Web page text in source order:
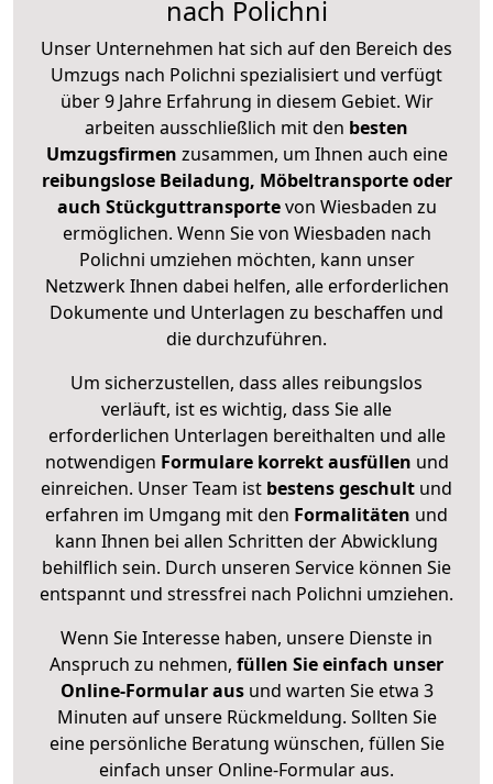
nach Polichni
Unser Unternehmen hat sich auf den Bereich des
Umzugs nach Polichni spezialisiert und verfügt
über 9 Jahre Erfahrung in diesem Gebiet. Wir
arbeiten ausschließlich mit den besten
Umzugsfirmen zusammen, um Ihnen auch eine
reibungslose Beiladung, Möbeltransporte oder
auch Stückguttransportevon Wiesbaden zu
ermöglichen. Wenn Sie von Wiesbaden nach
Polichni umziehen möchten, kann unser
Netzwerk Ihnen dabei helfen, alle erforderlichen
Dokumente und Unterlagen zu beschaffen und
die durchzuführen.
Um sicherzustellen, dass alles reibungslos
verläuft, ist es wichtig, dass Sie alle
erforderlichen Unterlagen bereithalten und alle
notwendigen Formulare korrekt ausfüllen und
einreichen. Unser Team ist bestens geschult und
erfahren im Umgang mit den Formalitäten und
kann Ihnen bei allen Schritten der Abwicklung
behilflich sein. Durch unseren Service können Sie
entspannt und stressfrei nach Polichni umziehen.
Wenn Sie Interesse haben, unsere Dienste in
Anspruch zu nehmen, füllen Sie einfach unser
Online-Formular ausund warten Sie etwa 3
Minuten auf unsere Rückmeldung. Sollten Sie
eine persönliche Beratung wünschen, füllen Sie
einfach unser Online-Formular aus.